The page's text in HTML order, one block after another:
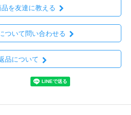
品を友達に教える
ついて問い合わせる
品について